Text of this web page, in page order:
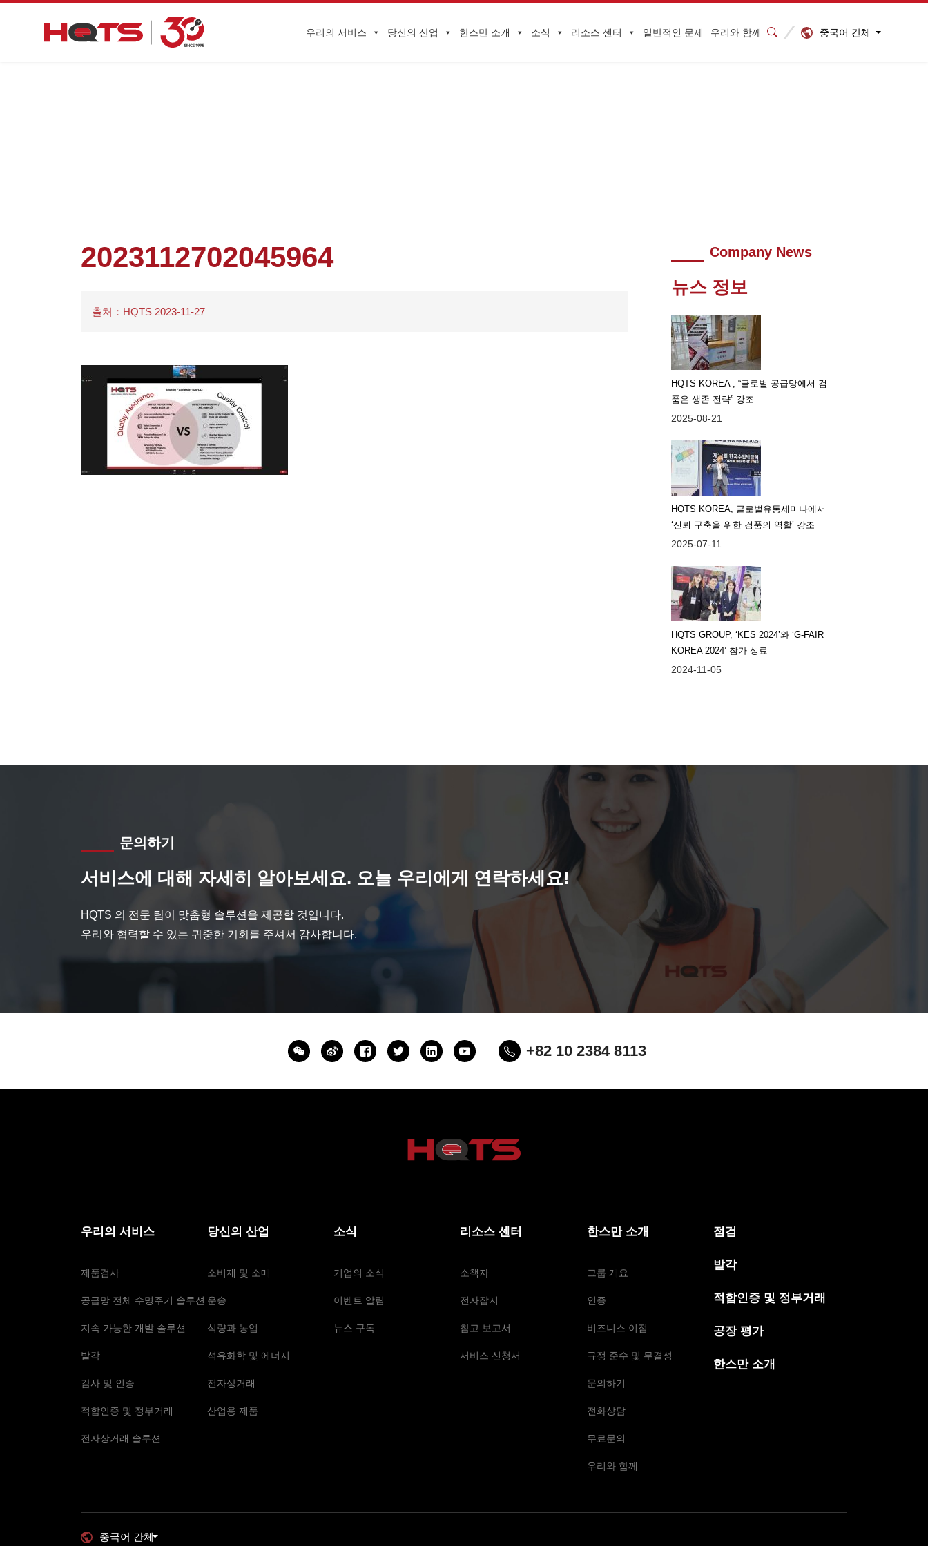
우리의 서비스 당신의 산업 한스만 소개 소식 리소스 센터 일반적인 문제 우리와 함께 중국어 간체
2023112702045964
출처：HQTS 2023-11-27
Company News
뉴스 정보
HQTS KOREA , “글로벌 공급망에서 검
품은 생존 전략” 강조
2025-08-21
HQTS KOREA, 글로벌유통세미나에서
‘신뢰 구축을 위한 검품의 역할’ 강조
2025-07-11
HQTS GROUP, ‘KES 2024’와 ‘G-FAIR
KOREA 2024’ 참가 성료
2024-11-05
문의하기
서비스에 대해 자세히 알아보세요. 오늘 우리에게 연락하세요!
HQTS 의 전문 팀이 맞춤형 솔루션을 제공할 것입니다.
우리와 협력할 수 있는 귀중한 기회를 주셔서 감사합니다.
+82 10 2384 8113
우리의 서비스
제품검사
공급망 전체 수명주기 솔루션
지속 가능한 개발 솔루션
발각
감사 및 인증
적합인증 및 정부거래
전자상거래 솔루션
당신의 산업
소비재 및 소매
운송
식량과 농업
석유화학 및 에너지
전자상거래
산업용 제품
소식
기업의 소식
이벤트 알림
뉴스 구독
리소스 센터
소책자
전자잡지
참고 보고서
서비스 신청서
한스만 소개
그룹 개요
인증
비즈니스 이점
규정 준수 및 무결성
문의하기
전화상담
무료문의
우리와 함께
점검
발각
적합인증 및 정부거래
공장 평가
한스만 소개
중국어 간체